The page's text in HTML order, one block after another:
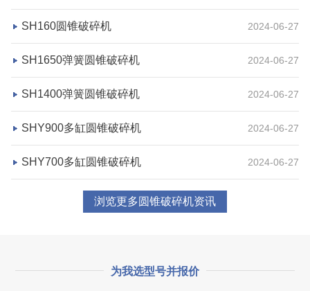
项目坐标
湖北省荆州市
设计产能
项目业主
咨询该项目执行经理
SH160圆锥破碎机 2024-06-27
SH1650弹簧圆锥破碎机 2024-06-27
SH1400弹簧圆锥破碎机 2024-06-27
SHY900多缸圆锥破碎机 2024-06-27
SHY700多缸圆锥破碎机 2024-06-27
浏览更多圆锥破碎机资讯
为我选型号并报价